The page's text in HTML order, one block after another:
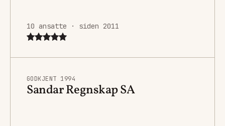
10 ansatte · siden 2011
GODKJENT 1994
Sandar Regnskap SA